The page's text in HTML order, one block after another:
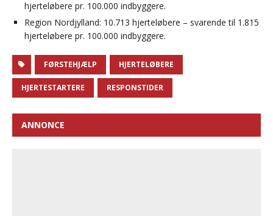
hjerteløbere pr. 100.000 indbyggere.
Region Nordjylland: 10.713 hjerteløbere – svarende til 1.815
hjerteløbere pr. 100.000 indbyggere.
FØRSTEHJÆLP HJERTELØBERE
HJERTESTARTERE RESPONSTIDER
ANNONCE